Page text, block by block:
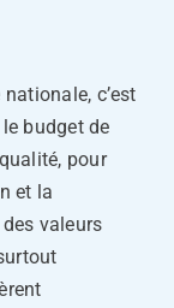
c’est
budget de
pour
et la
valeurs